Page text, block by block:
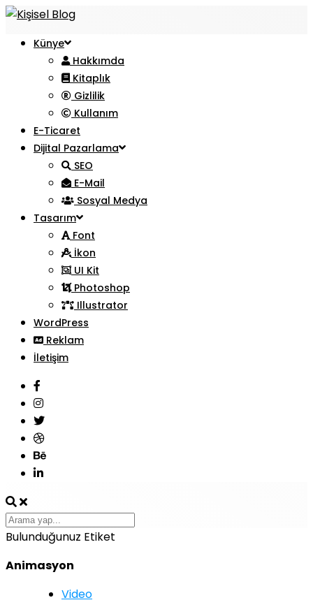
Künye
Hakkımda
Kitaplık
Gizlilik
Kullanım
E-Ticaret
Dijital Pazarlama
SEO
E-Mail
Sosyal Medya
Tasarım
Font
İkon
UI Kit
Photoshop
Illustrator
WordPress
Reklam
İletişim
Bulunduğunuz Etiket
Animasyon
Video